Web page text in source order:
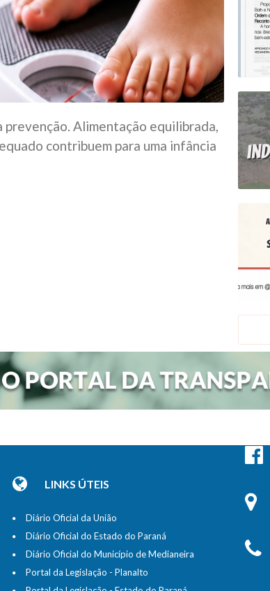
Alimentação equilibrada,
contribuem para uma infância
LINKS ÚTEIS
Diário Oficial da União
Diário Oficial do Estado do Paraná
Diário Oficial do Município de Medianeira
Portal da Legislação - Planalto